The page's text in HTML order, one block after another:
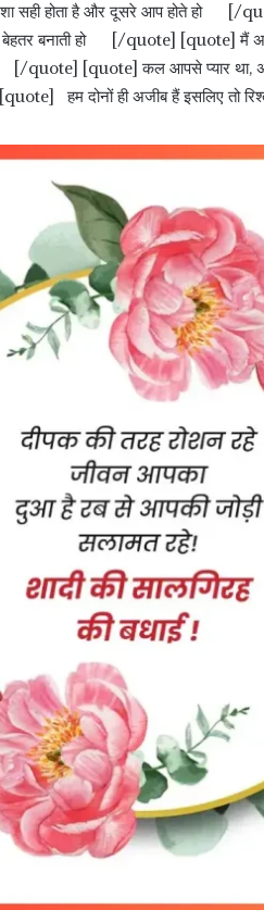
सही होता है और दूसरे आप होते हो [/
बेहतर बनाती हो [/quote] [quote] मैं
हूं [/quote] [quote] कल आपसे प्यार था,
हम दोनों ही अजीब हैं इसलिए तो